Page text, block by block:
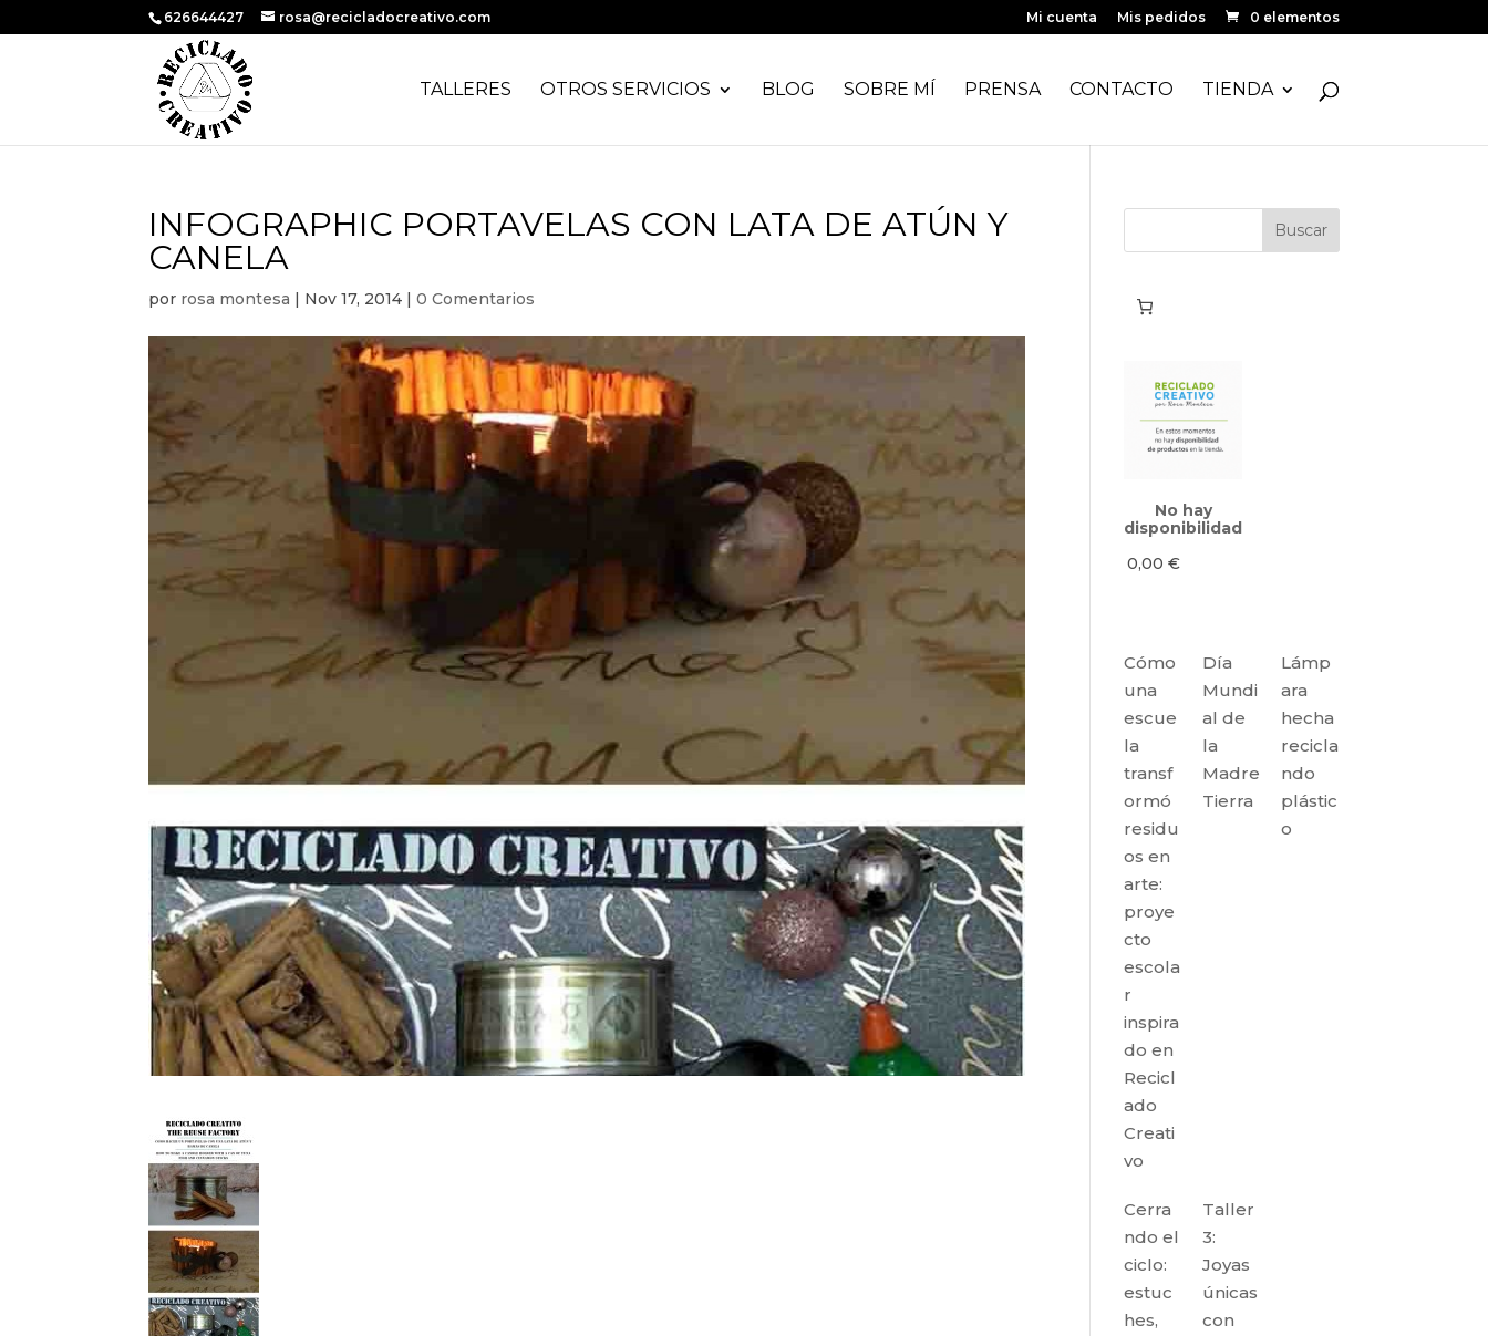
626644427 rosa@recicladocreativo.com Mi cuenta Mis pedidos 0 elementos
TALLERES OTROS SERVICIOS BLOG SOBRE MÍ PRENSA CONTACTO TIENDA
INFOGRAPHIC PORTAVELAS CON LATA DE ATÚN Y
CANELA
por rosa montesa | Nov 17, 2014 |0 Comentarios
No hay
disponibilidad
0,00€
Cómo
una
escue
la
transf
ormó
residu
os en
arte:
proye
cto
escola
r
inspira
do en
Recicl
ado
Creati
vo
Día
Mundi
al de
la
Madre
Tierra
Lámp
ara
hecha
recicla
ndo
plástic
o
Cerra
ndo el
ciclo:
estuc
hes,
Taller
3:
Joyas
únicas
con